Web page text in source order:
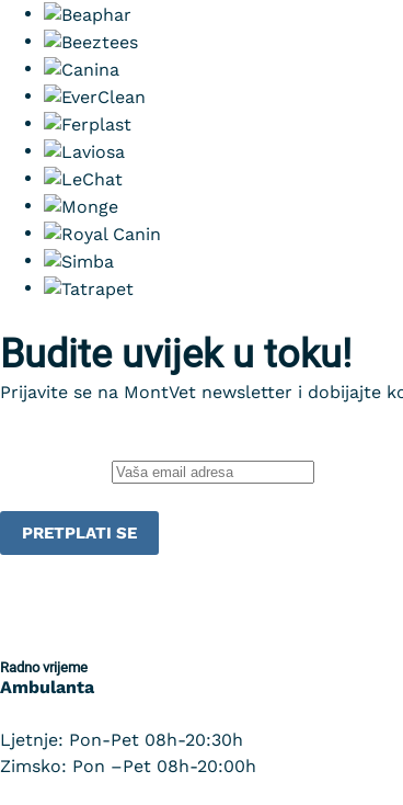
Budite uvijek u toku!
Prijavite se na MontVet newsletter i dobijajte
Radno vrijeme
Ambulanta
Ljetnje: Pon-Pet 08h-20:30h
Zimsko: Pon –Pet 08h-20:00h